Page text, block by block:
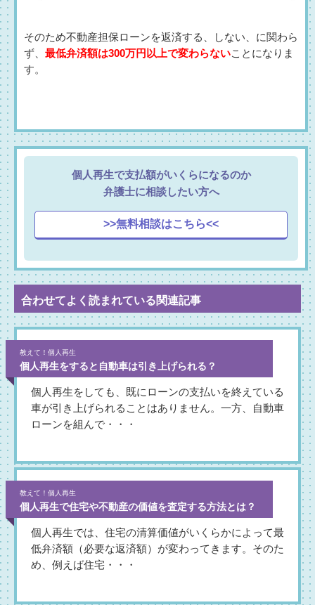
そのため不動産担保ローンを返済する、しない、に関わら
ず、 最低弁済額は300万円以上で変わらないことになりま
す。
個人再生で支払額がいくらになるのか
弁護士に相談したい方へ
>>無料相談はこちら<<
合わせてよく読まれている関連記事
教えて！個人再生
個人再生をすると自動車は引き上げられる？
個人再生をしても、既にローンの支払いを終えている
車が引き上げられることはありません。一方、自動車
ローンを組んで・・・
教えて！個人再生
個人再生で住宅や不動産の価値を査定する方法とは？
個人再生では、住宅の清算価値がいくらかによって最
低弁済額（必要な返済額）が変わってきます。そのた
め、例えば住宅・・・